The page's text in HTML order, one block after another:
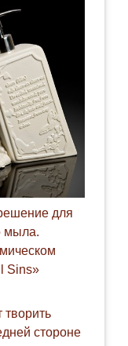
для
мыла.
Sins»
стороне